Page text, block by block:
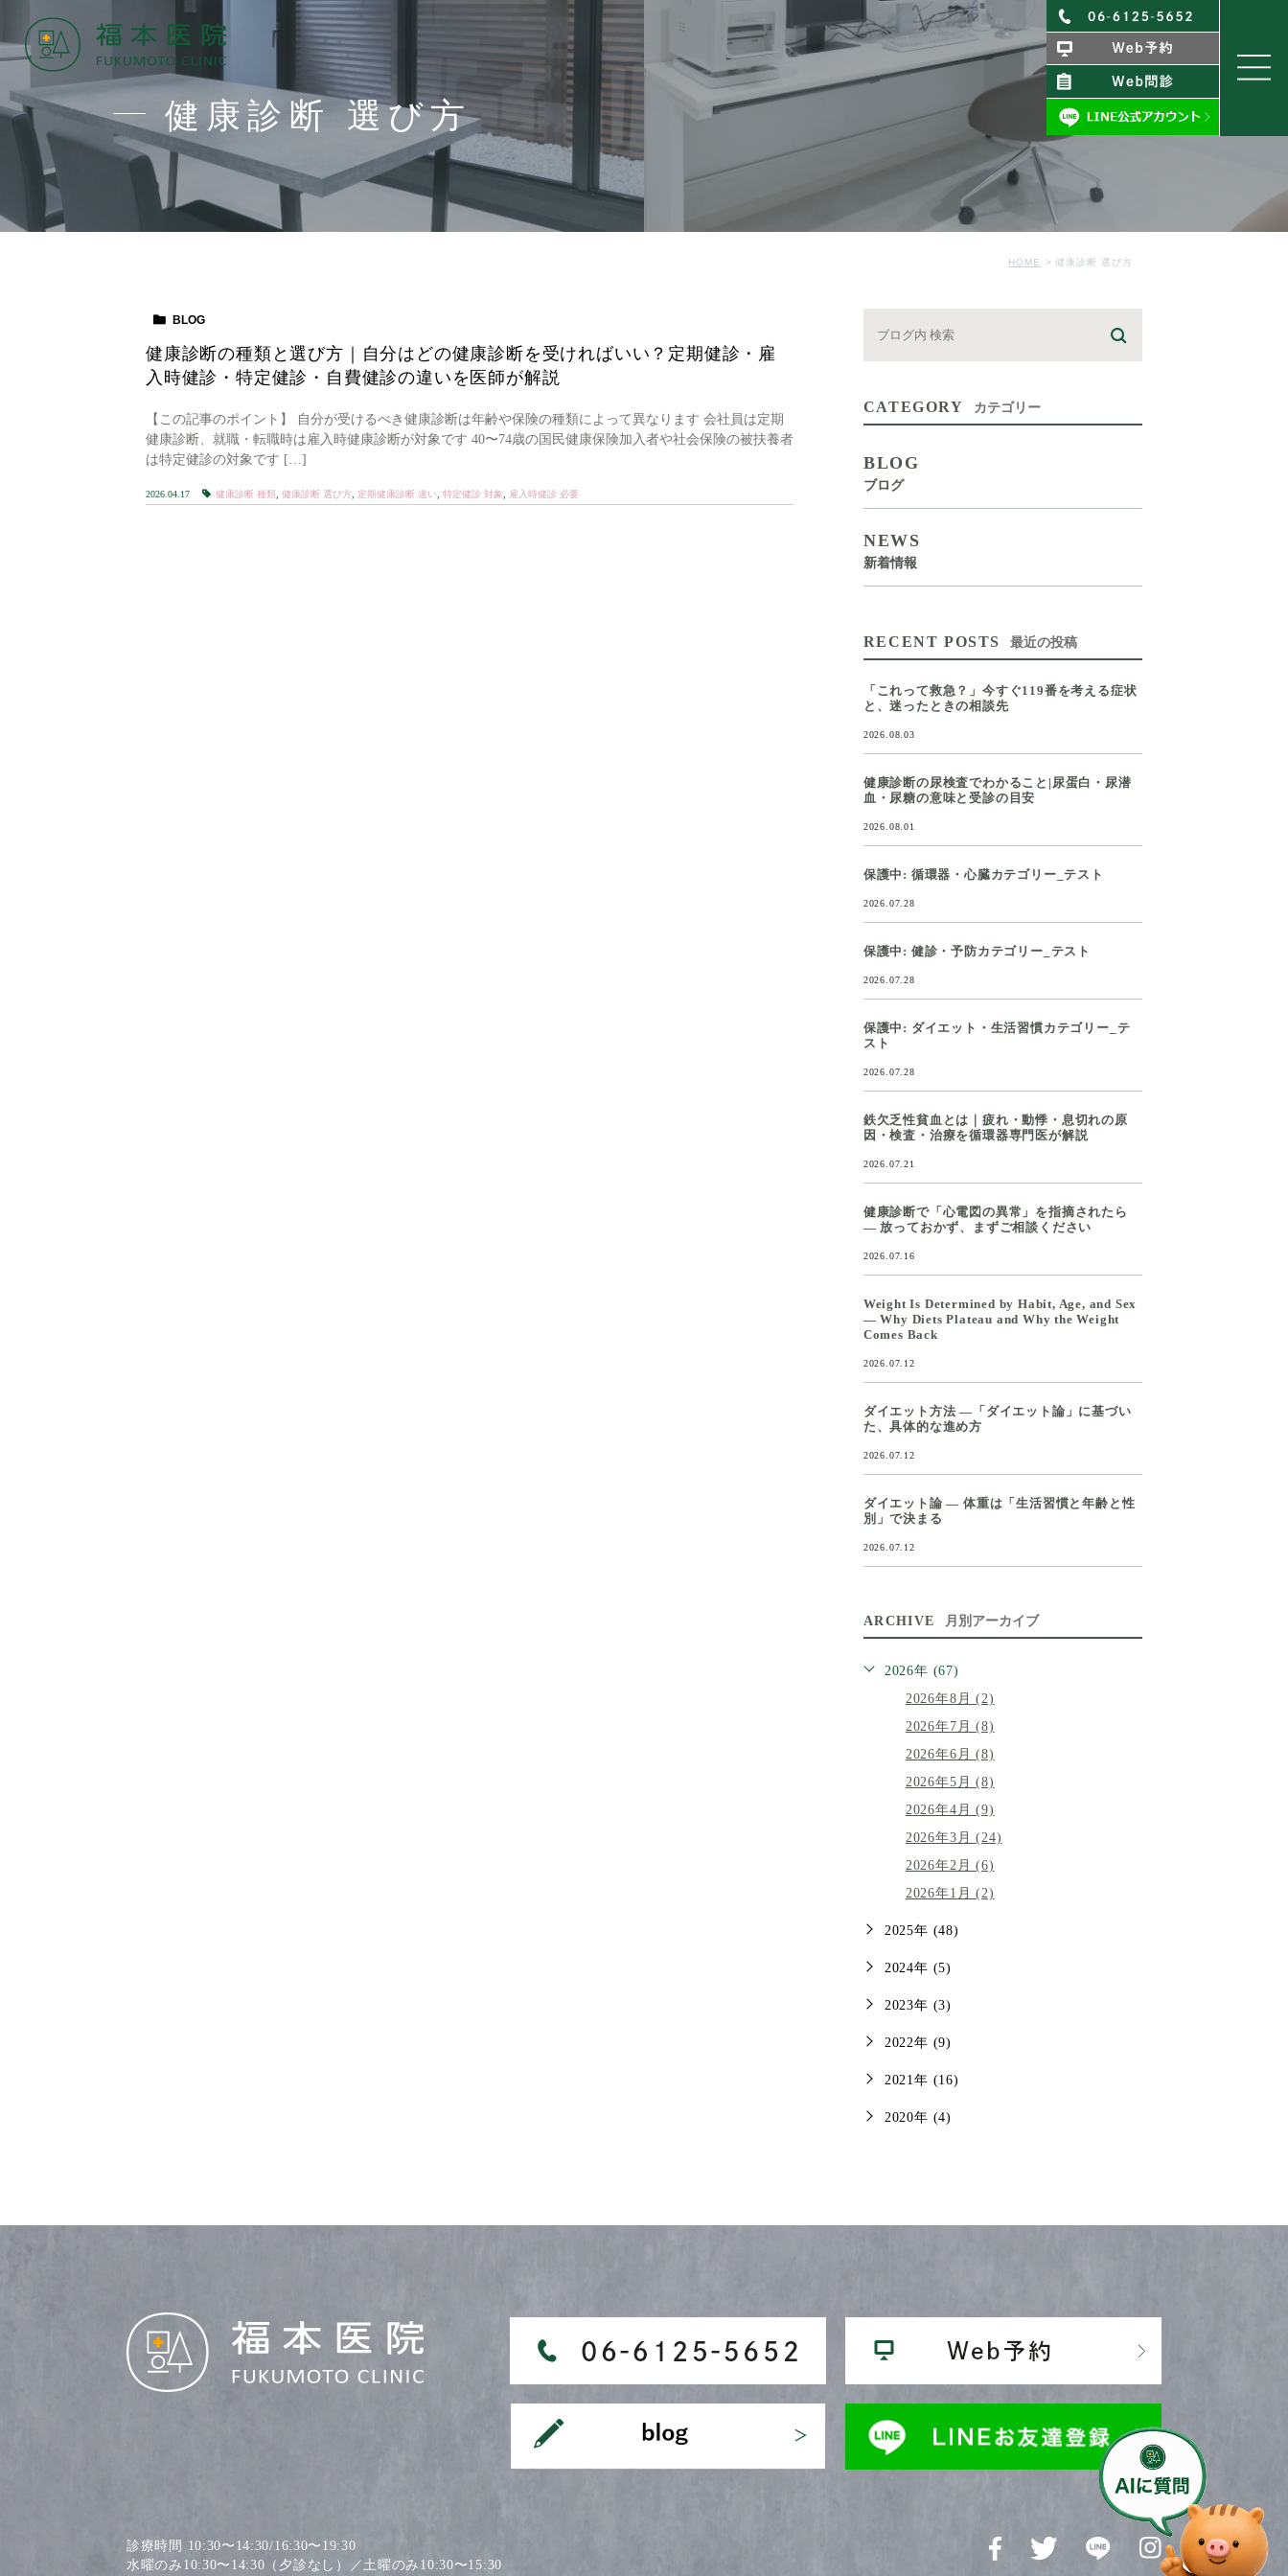
健康診断 選び方
HOME 健康診断 選び方
BLOG
健康診断の種類と選び方｜自分はどの健康診断を受ければいい？定期健診・雇
入時健診・特定健診・自費健診の違いを医師が解説
【この記事のポイント】 自分が受けるべき健康診断は年齢や保険の種類によって異なります 会社員は定期
健康診断、就職・転職時は雇入時健康診断が対象です 40〜74歳の国民健康保険加入者や社会保険の被扶養者
は特定健診の対象です […]
2026.04.17 健康診断 種類 健康診断 選び方 定期健康診断 違い 特定健診 対象 雇入時健診 必要
CATEGORY カテゴリー
BLOG
ブログ
NEWS
新着情報
RECENT POSTS 最近の投稿
「これって救急？」今すぐ119番を考える症状
と、迷ったときの相談先
2026.08.03
健康診断の尿検査でわかること|尿蛋白・尿潜
血・尿糖の意味と受診の目安
2026.08.01
保護中: 循環器・心臓カテゴリー_テスト
2026.07.28
保護中: 健診・予防カテゴリー_テスト
2026.07.28
保護中: ダイエット・生活習慣カテゴリー_テ
スト
2026.07.28
鉄欠乏性貧血とは｜疲れ・動悸・息切れの原
因・検査・治療を循環器専門医が解説
2026.07.21
健康診断で「心電図の異常」を指摘されたら
― 放っておかず、まずご相談ください
2026.07.16
Weight Is Determined by Habit, Age, and Sex
— Why Diets Plateau and Why the Weight
Comes Back
2026.07.12
ダイエット方法 ―「ダイエット論」に基づい
た、具体的な進め方
2026.07.12
ダイエット論 ― 体重は「生活習慣と年齢と性
別」で決まる
2026.07.12
ARCHIVE 月別アーカイブ
2026年 (67)
2026年8月 (2)
2026年7月 (8)
2026年6月 (8)
2026年5月 (8)
2026年4月 (9)
2026年3月 (24)
2026年2月 (6)
2026年1月 (2)
2025年 (48)
2024年 (5)
2023年 (3)
2022年 (9)
2021年 (16)
2020年 (4)
診療時間 10:30〜14:30/16:30〜19:30
水曜のみ10:30〜14:30（夕診なし）／土曜のみ10:30〜15:30